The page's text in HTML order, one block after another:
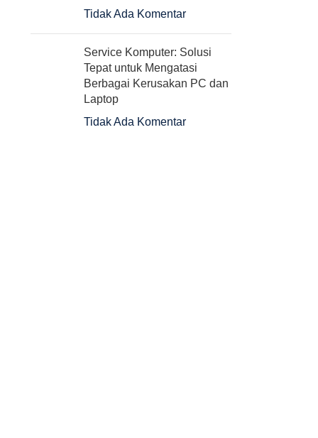
Tidak Ada Komentar
Service Komputer: Solusi
Tepat untuk Mengatasi
Berbagai Kerusakan PC dan
Laptop
Tidak Ada Komentar